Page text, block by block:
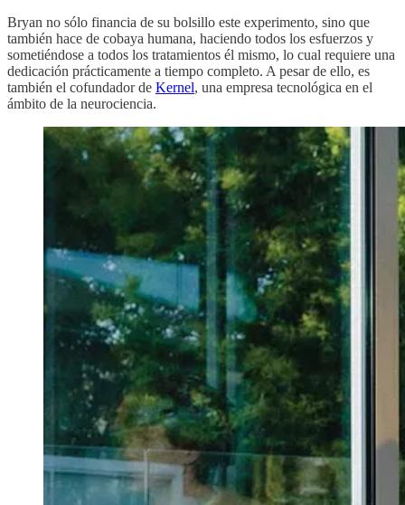
Bryan no sólo financia de su bolsillo este experimento, sino que
también hace de cobaya humana, haciendo todos los esfuerzos y
sometiéndose a todos los tratamientos él mismo, lo cual requiere una
dedicación prácticamente a tiempo completo. A pesar de ello, es
también el cofundador de Kernel, una empresa tecnológica en el
ámbito de la neurociencia.